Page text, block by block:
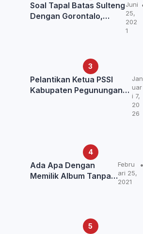
Soal Tapal Batas Sulteng
Dengan Gorontalo,
Juni
25,
202
1
Pelantikan Ketua PSSI
Kabupaten Pegunungan
Jan
uar
i 7,
20
26
Ada Apa Dengan
Memilik Album Tanpa
Febru
ari 25,
2021